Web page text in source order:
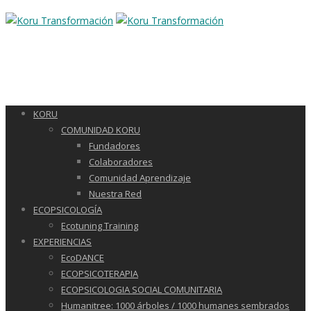
KORU
COMUNIDAD KORU
Fundadores
Colaboradores
Comunidad Aprendizaje
Nuestra Red
ECOPSICOLOGÍA
Ecotuning Training
EXPERIENCIAS
EcoDANCE
ECOPSICOTERAPIA
ECOPSICOLOGIA SOCIAL COMUNITARIA
Humanitree: 1000 árboles / 1000 humanes sembrados